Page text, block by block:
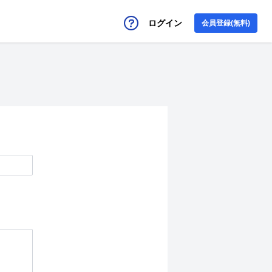
ログイン 会員登録(無料)